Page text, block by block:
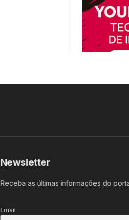
Newsletter
Receba as últimas informações do
Email